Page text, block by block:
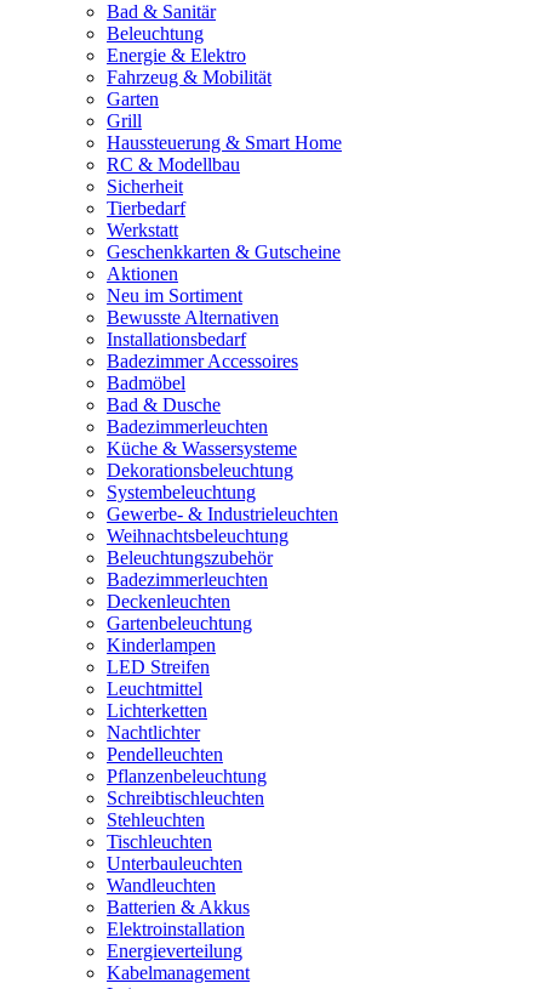
Bad & Sanitär
Beleuchtung
Energie & Elektro
Fahrzeug & Mobilität
Garten
Grill
Haussteuerung & Smart Home
RC & Modellbau
Sicherheit
Tierbedarf
Werkstatt
Geschenkkarten & Gutscheine
Aktionen
Neu im Sortiment
Bewusste Alternativen
Installationsbedarf
Badezimmer Accessoires
Badmöbel
Bad & Dusche
Badezimmerleuchten
Küche & Wassersysteme
Dekorationsbeleuchtung
Systembeleuchtung
Gewerbe- & Industrieleuchten
Weihnachtsbeleuchtung
Beleuchtungszubehör
Badezimmerleuchten
Deckenleuchten
Gartenbeleuchtung
Kinderlampen
LED Streifen
Leuchtmittel
Lichterketten
Nachtlichter
Pendelleuchten
Pflanzenbeleuchtung
Schreibtischleuchten
Stehleuchten
Tischleuchten
Unterbauleuchten
Wandleuchten
Batterien & Akkus
Elektroinstallation
Energieverteilung
Kabelmanagement